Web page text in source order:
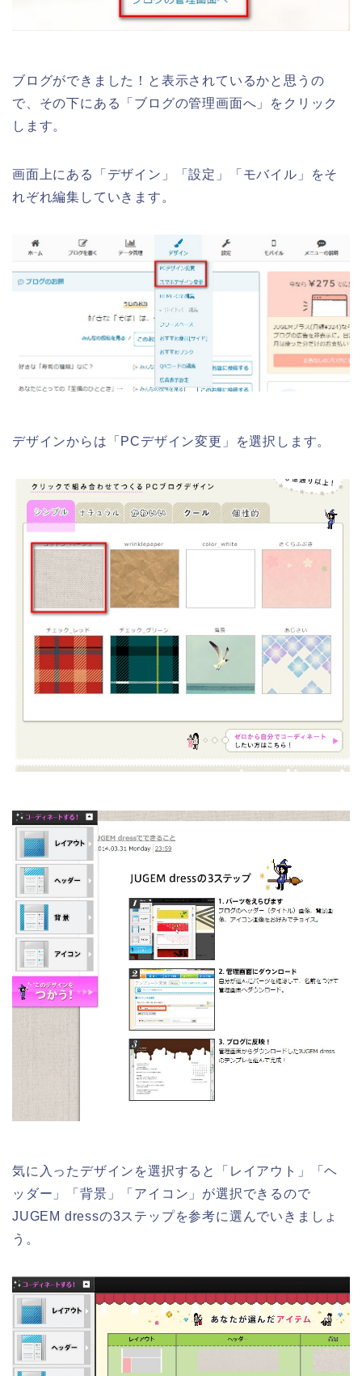
ブログができました！と表示されているかと思うの
で、その下にある「ブログの管理画面へ」をクリック
します。
画面上にある「デザイン」「設定」「モバイル」をそ
れぞれ編集していきます。
デザインからは「PCデザイン変更」を選択します。
気に入ったデザインを選択すると「レイアウト」「ヘ
ッダー」「背景」「アイコン」が選択できるので
JUGEM dressの3ステップを参考に選んでいきましょ
う。